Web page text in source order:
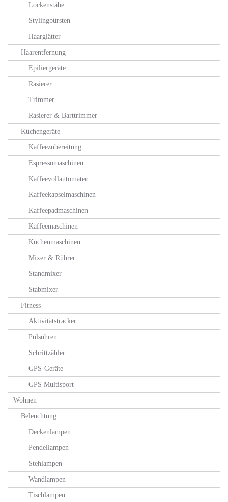
Lockenstäbe
Stylingbürsten
Haarglätter
Haarentfernung
Epiliergeräte
Rasierer
Trimmer
Rasierer & Barttrimmer
Küchengeräte
Kaffeezubereitung
Espressomaschinen
Kaffeevollautomaten
Kaffeekapselmaschinen
Kaffeepadmaschinen
Kaffeemaschinen
Küchenmaschinen
Mixer & Rührer
Standmixer
Stabmixer
Fitness
Aktivitätstracker
Pulsuhren
Schrittzähler
GPS-Geräte
GPS Multisport
Wohnen
Beleuchtung
Deckenlampen
Pendellampen
Stehlampen
Wandlampen
Tischlampen